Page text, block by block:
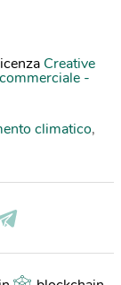
Creative
-
climatico,